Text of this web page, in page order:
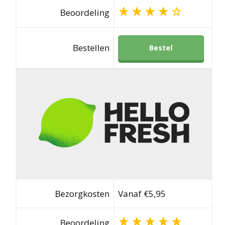
Beoordeling
Bestellen Bestel
Bezorgkosten Vanaf €5,95